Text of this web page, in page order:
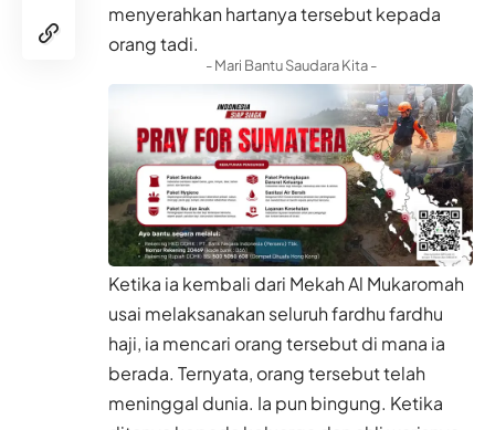
menyerahkan hartanya tersebut kepada
orang tadi.
- Mari Bantu Saudara Kita -
Ketika ia kembali dari Mekah Al Mukaromah
usai melaksanakan seluruh fardhu fardhu
haji, ia mencari orang tersebut di mana ia
berada. Ternyata, orang tersebut telah
meninggal dunia. Ia pun bingung. Ketika